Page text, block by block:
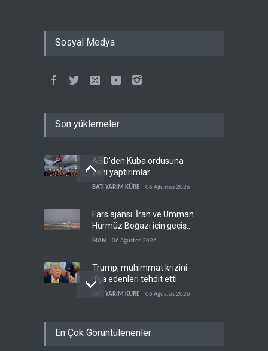
Sosyal Medya
Son yüklemeler
ABD'den Küba ordusuna
yeni yaptırımlar
BATI YARIM KÜRE 06 Ağustos 2026
Fars ajansı: İran ve Umman
Hürmüz Boğazı için geçiş
koridorlarında anlaştı
İRAN 06 Ağustos 2026
Trump, mühimmat krizini
ifşa edenleri tehdit etti
BATI YARIM KÜRE 06 Ağustos 2026
Şeria'da işgalci
En Çok Görüntülenenler